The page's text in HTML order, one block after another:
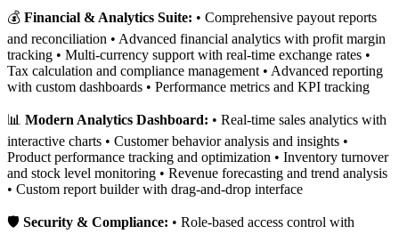
💰 Financial & Analytics Suite: • Comprehensive payout reports
and reconciliation • Advanced financial analytics with profit margin
tracking • Multi-currency support with real-time exchange rates •
Tax calculation and compliance management • Advanced reporting
with custom dashboards • Performance metrics and KPI tracking
📊 Modern Analytics Dashboard: • Real-time sales analytics with
interactive charts • Customer behavior analysis and insights •
Product performance tracking and optimization • Inventory turnover
and stock level monitoring • Revenue forecasting and trend analysis
• Custom report builder with drag-and-drop interface
🛡️ Security & Compliance: • Role-based access control with